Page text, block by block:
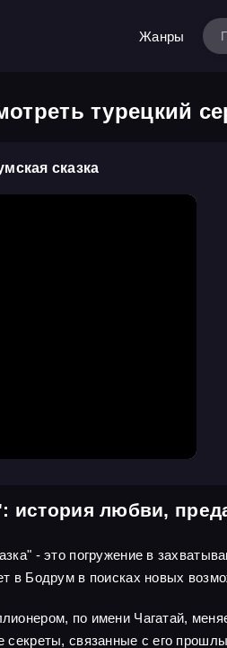
Жанры
турецкий
сказка
история любви,
- это погружение в
в Бодрум в поисках новых
по имени Чагатай,
секреты, связанные с его